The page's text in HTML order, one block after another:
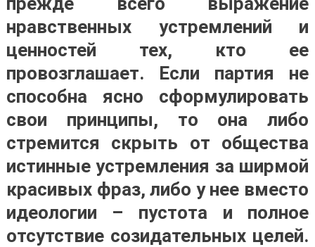
нравственных устремлений и
ценностей тех, кто ее
провозглашает. Если партия не
способна ясно сформулировать
свои принципы, то она либо
стремится скрыть от общества
истинные устремления за ширмой
красивых фраз, либо у нее вместо
идеологии – пустота и полное
отсутствие созидательных целей.